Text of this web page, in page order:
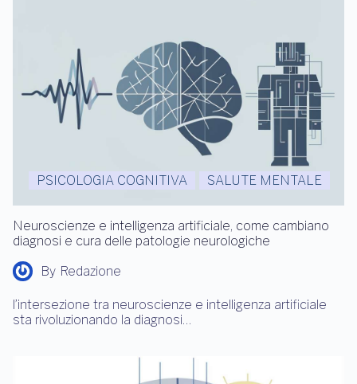
PSICOLOGIA COGNITIVA SALUTE MENTALE
Neuroscienze e intelligenza artificiale, come cambiano
diagnosi e cura delle patologie neurologiche
By Redazione
l’intersezione tra neuroscienze e intelligenza artificiale
sta rivoluzionando la diagnosi…